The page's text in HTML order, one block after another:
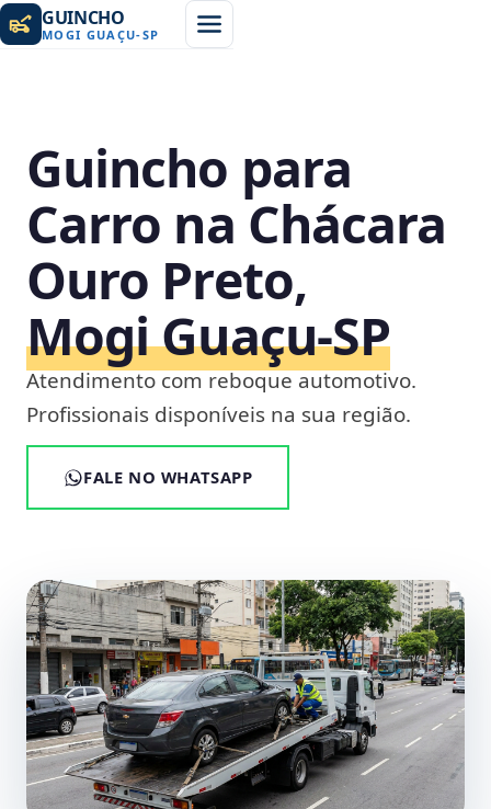
GUINCHO
MOGI GUAÇU-SP
Guincho para
Carro na Chácara
Ouro Preto,
Mogi Guaçu‑SP
Atendimento com reboque automotivo.
Profissionais disponíveis na sua região.
FALE NO WHATSAPP